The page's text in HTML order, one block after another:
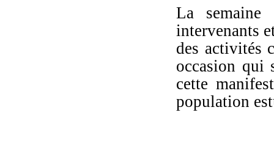
La
intervenants
des activités
occasion qui
cette
population